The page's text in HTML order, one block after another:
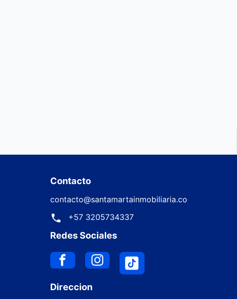
Contacto
contacto@santamartainmobiliaria.co
+57 3205734337
Redes Sociales
Direccion